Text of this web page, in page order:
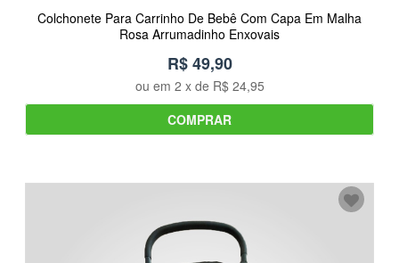
Colchonete Para Carrinho De Bebê Com Capa Em Malha
Rosa Arrumadinho Enxovais
R$ 49,90
ou em 2 x de R$ 24,95
COMPRAR